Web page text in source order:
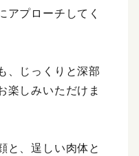
アプローチしてく
、じっくりと深部
楽しみいただけま
と、逞しい肉体と